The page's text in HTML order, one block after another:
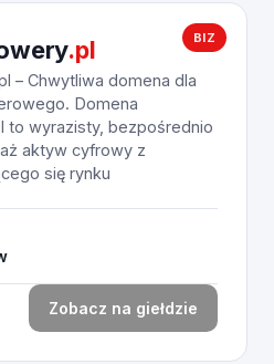
BIZ
.pl
– Chwytliwa domena dla
Domena
to wyrazisty, bezpośrednio
aktyw cyfrowy z
się rynku
Zobacz na giełdzie